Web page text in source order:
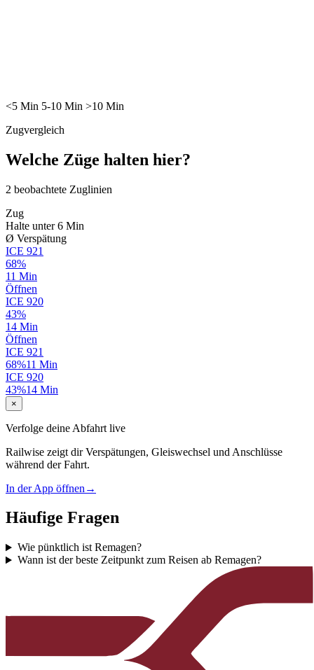
<5 Min 5-10 Min >10 Min
Zugvergleich
Welche Züge halten hier?
2 beobachtete Zuglinien
Zug
Halte unter 6 Min
Ø Verspätung
ICE 921
68%
11 Min
Öffnen
ICE 920
43%
14 Min
Öffnen
ICE 921
68%11 Min
ICE 920
43%14 Min
×
Verfolge deine Abfahrt live
Railwise zeigt dir Verspätungen, Gleiswechsel und Anschlüsse
während der Fahrt.
In der App öffnen →
Häufige Fragen
Wie pünktlich ist Remagen?
Wann ist der beste Zeitpunkt zum Reisen ab Remagen?